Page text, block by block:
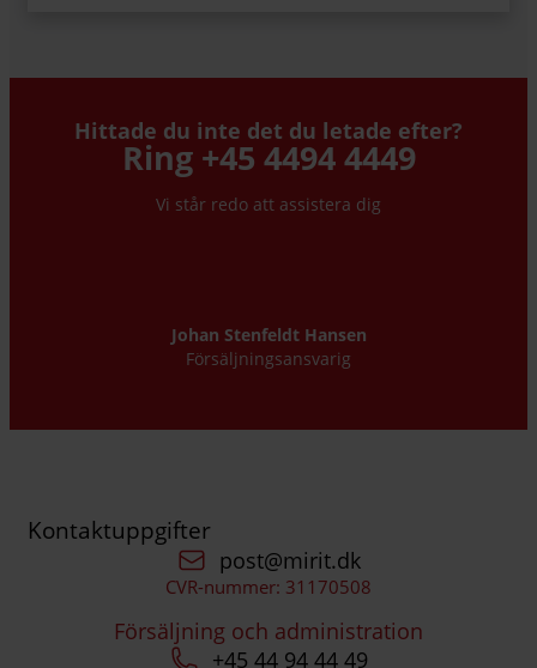
Hittade du inte det du letade efter?
Ring +45 4494 4449
Vi står redo att assistera dig
Johan Stenfeldt Hansen
Försäljningsansvarig
Kontaktuppgifter
post@mirit.dk
CVR-nummer: 31170508
Försäljning och administration
+45 44 94 44 49